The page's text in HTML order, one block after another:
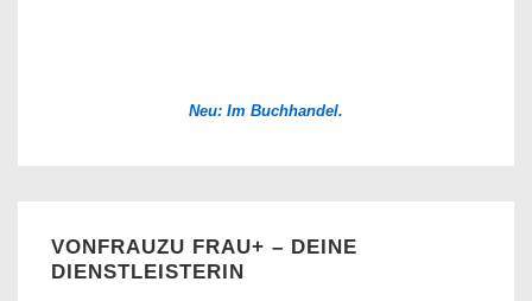
Neu: Im Buchhandel.
VONFRAUZU FRAU+ – DEINE
DIENSTLEISTERIN